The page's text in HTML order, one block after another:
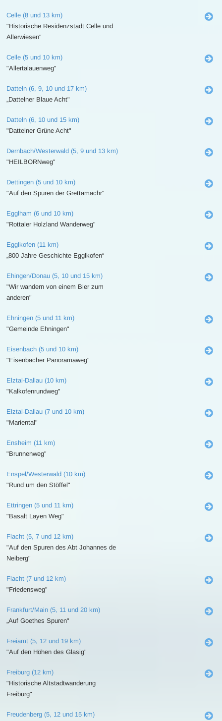
Celle (8 und 13 km)
"Historische Residenzstadt Celle und
Allerwiesen"
Celle (5 und 10 km)
"Allertalauenweg"
Datteln (6, 9, 10 und 17 km)
„Dattelner Blaue Acht"
Datteln (6, 10 und 15 km)
"Dattelner Grüne Acht"
Dernbach/Westerwald (5, 9 und 13 km)
"HEILBORNweg"
Dettingen (5 und 10 km)
"Auf den Spuren der Grettamachr"
Egglham (6 und 10 km)
"Rottaler Holzland Wanderweg"
Egglkofen (11 km)
„800 Jahre Geschichte Egglkofen“
Ehingen/Donau (5, 10 und 15 km)
"Wir wandern von einem Bier zum
anderen"
Ehningen (5 und 11 km)
"Gemeinde Ehningen"
Eisenbach (5 und 10 km)
"Eisenbacher Panoramaweg"
Elztal-Dallau (10 km)
"Kalkofenrundweg"
Elztal-Dallau (7 und 10 km)
"Mariental"
Ensheim (11 km)
"Brunnenweg"
Enspel/Westerwald (10 km)
"Rund um den Stöffel"
Ettringen (5 und 11 km)
"Basalt Layen Weg"
Flacht (5, 7 und 12 km)
"Auf den Spuren des Abt Johannes de
Neiberg"
Flacht (7 und 12 km)
"Friedensweg"
Frankfurt/Main (5, 11 und 20 km)
„Auf Goethes Spuren"
Freiamt (5, 12 und 19 km)
"Auf den Höhen des Glasig"
Freiburg (12 km)
"Historische Altstadtwanderung
Freiburg"
Freudenberg (5, 12 und 15 km)